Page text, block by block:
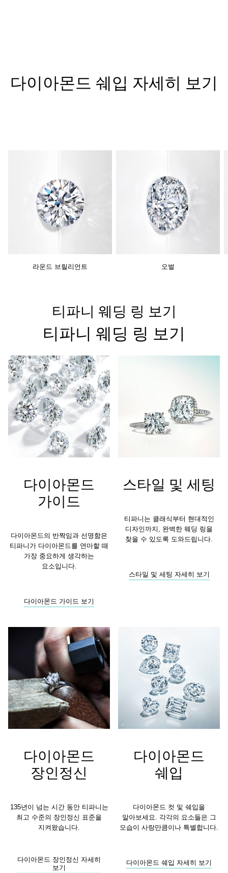
다이아몬드 쉐입 자세히 보기
라운드 브릴리언트 오벌
티파니 웨딩 링 보기
티파니 웨딩 링 보기
다이아몬드
가이드
다이아몬드의 반짝임과 선명함은
티파니가 다이아몬드를 연마할 때
가장 중요하게 생각하는
요소입니다.
다이아몬드 가이드 보기
스타일 및 세팅
티파니는 클래식부터 현대적인
디자인까지, 완벽한 웨딩 링을
찾을 수 있도록 도와드립니다.
스타일 및 세팅 자세히 보기
다이아몬드
장인정신
135년이 넘는 시간 동안 티파니는
최고 수준의 장인정신 표준을
지켜왔습니다.
다이아몬드 장인정신 자세히
보기
다이아몬드
쉐입
다이아몬드 컷 및 쉐입을
알아보세요. 각각의 요소들은 그
모습이 사랑만큼이나 특별합니다.
다이아몬드 쉐입 자세히 보기